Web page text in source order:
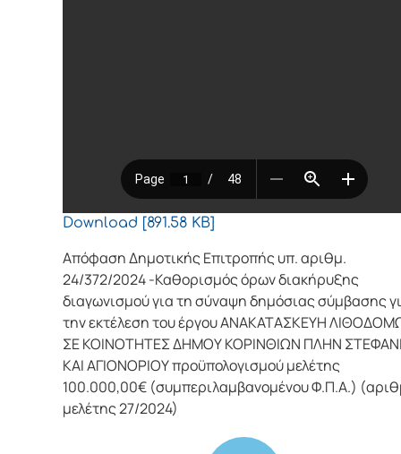
Download [891.58 KB]
Απόφαση Δημοτικής Επιτροπής υπ. αριθμ.
24/372/2024 -Καθορισμός όρων διακήρυξης
διαγωνισμού για τη σύναψη δημόσιας σύμβασης
την εκτέλεση του έργου ΑΝΑΚΑΤΑΣΚΕΥΗ
ΣΕ ΚΟΙΝΟΤΗΤΕΣ ΔΗΜΟΥ ΚΟΡΙΝΘΙΩΝ ΠΛΗΝ
ΚΑΙ ΑΓΙΟΝΟΡΙΟΥ προϋπολογισμού μελέτης
100.000,00€ (συμπεριλαμβανομένου Φ.Π.Α.)
μελέτης 27/2024)